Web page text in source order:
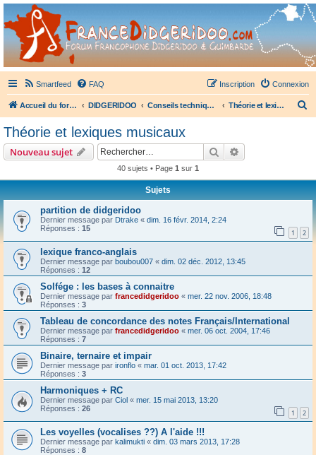
France Didgeridoo
Didgeridoo et Guimbarde sur France Didgeridoo - retrouvez la communauté.
Smartfeed FAQ Connexion
Inscription
Accueil du forum DIDGERIDOO Conseils techniques didgeridoo Théorie et lexiques musicaux
e
Théorie et lexiques musicaux
Nouveau sujet Rechercher
40 sujets • Page 1 sur 1
Sujets
partition de didgeridoo
Dernier message par Dtrake « dim. 16 févr. 2014, 2:24
Réponses : 15 1 2
lexique franco-anglais
Dernier message par boubou007 « dim. 02 déc. 2012, 13:45
Réponses : 12
Solfége : les bases à connaitre
Dernier message par francedidgeridoo « mer. 22 nov. 2006, 18:48
Réponses : 3
Tableau de concordance des notes Français/International
Dernier message par francedidgeridoo « mer. 06 oct. 2004, 17:46
Réponses : 7
Binaire, ternaire et impair
Dernier message par ironflo « mar. 01 oct. 2013, 17:42
Réponses : 3
Harmoniques + RC
Dernier message par Ciol « mer. 15 mai 2013, 13:20
Réponses : 26 1 2
Les voyelles (vocalises ??) A l'aide !!!
Dernier message par kalimukti « dim. 03 mars 2013, 17:28
Réponses : 8